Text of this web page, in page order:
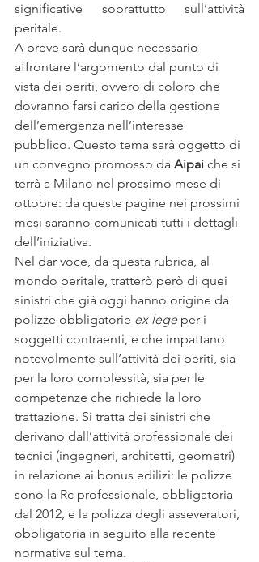
significative soprattutto sull’attività
peritale.
A breve sarà dunque necessario
affrontare l’argomento dal punto di
vista dei periti, ovvero di coloro che
dovranno farsi carico della gestione
dell’emergenza nell’interesse
pubblico. Questo tema sarà oggetto di
un convegno promosso da Aipai che si
terrà a Milano nel prossimo mese di
ottobre: da queste pagine nei prossimi
mesi saranno comunicati tutti i dettagli
dell’iniziativa.
Nel dar voce, da questa rubrica, al
mondo peritale, tratterò però di quei
sinistri che già oggi hanno origine da
polizze obbligatorie ex lege per i
soggetti contraenti, e che impattano
notevolmente sull’attività dei periti, sia
per la loro complessità, sia per le
competenze che richiede la loro
trattazione. Si tratta dei sinistri che
derivano dall’attività professionale dei
tecnici (ingegneri, architetti, geometri)
in relazione ai bonus edilizi: le polizze
sono la Rc professionale, obbligatoria
dal 2012, e la polizza degli asseveratori,
obbligatoria in seguito alla recente
normativa sul tema.